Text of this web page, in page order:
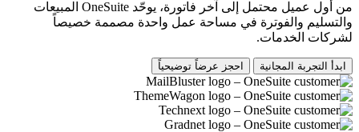
من أول عميل محتمل إلى آخر فاتورة، يوحّد OneSuite المبيعات
والتسليم والفوترة في مساحة عمل واحدة مصممة خصيصاً
لشركات الخدمات.
ابدأ التجربة المجانية احجز عرضاً توضيحياً